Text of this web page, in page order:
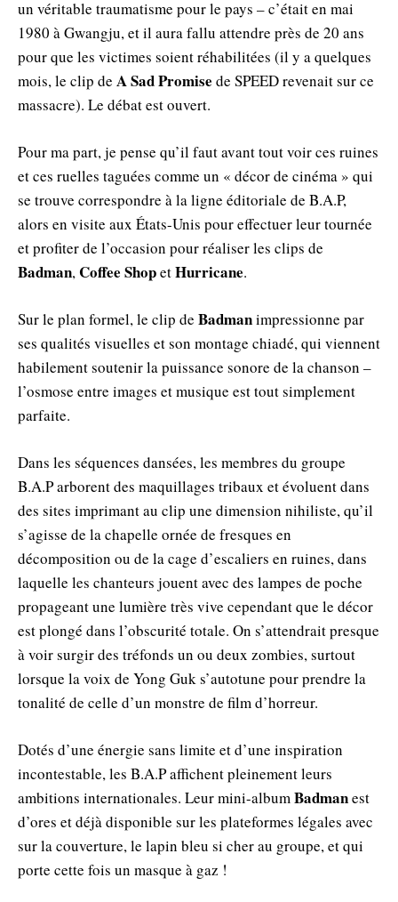
un véritable traumatisme pour le pays – c’était en mai
1980 à Gwangju, et il aura fallu attendre près de 20 ans
pour que les victimes soient réhabilitées (il y a quelques
mois, le clip de A Sad Promise de SPEED revenait sur ce
massacre). Le débat est ouvert.
Pour ma part, je pense qu’il faut avant tout voir ces ruines
et ces ruelles taguées comme un « décor de cinéma » qui
se trouve correspondre à la ligne éditoriale de B.A.P,
alors en visite aux États-Unis pour effectuer leur tournée
et profiter de l’occasion pour réaliser les clips de
Badman,Coffee ShopetHurricane.
Sur le plan formel, le clip de Badmanimpressionne par
ses qualités visuelles et son montage chiadé, qui viennent
habilement soutenir la puissance sonore de la chanson –
l’osmose entre images et musique est tout simplement
parfaite.
Dans les séquences dansées, les membres du groupe
B.A.P arborent des maquillages tribaux et évoluent dans
des sites imprimant au clip une dimension nihiliste, qu’il
s’agisse de la chapelle ornée de fresques en
décomposition ou de la cage d’escaliers en ruines, dans
laquelle les chanteurs jouent avec des lampes de poche
propageant une lumière très vive cependant que le décor
est plongé dans l’obscurité totale. On s’attendrait presque
à voir surgir des tréfonds un ou deux zombies, surtout
lorsque la voix de Yong Guk s’autotune pour prendre la
tonalité de celle d’un monstre de film d’horreur.
Dotés d’une énergie sans limite et d’une inspiration
incontestable, les B.A.P affichent pleinement leurs
ambitions internationales. Leur mini-albumBadmanest
d’ores et déjà disponible sur les plateformes légales avec
sur la couverture, le lapin bleu si cher au groupe, et qui
porte cette fois un masque à gaz !